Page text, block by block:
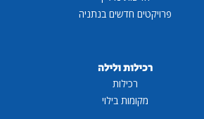
פרויקטים חדשים בנתניה
רכילות ולילה
רכילות
מקומות בילוי